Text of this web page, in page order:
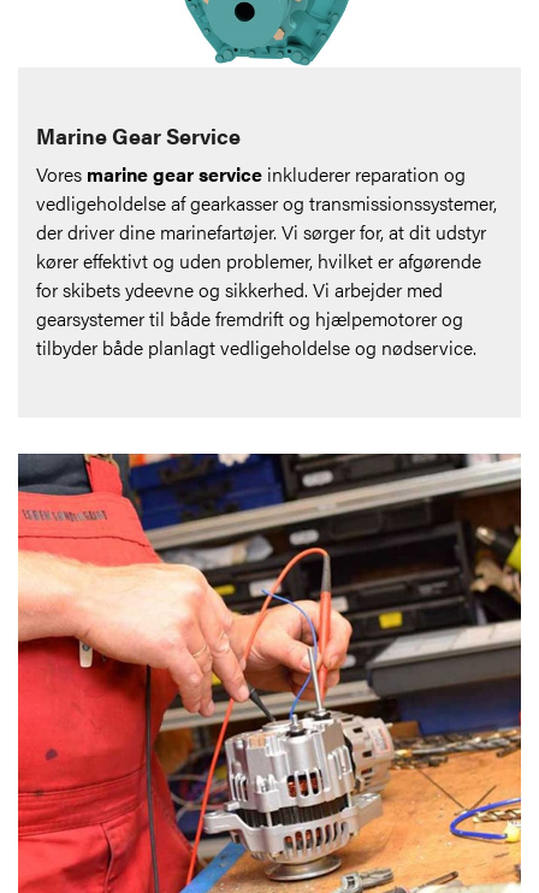
Marine Gear Service
Vores marine gear service inkluderer reparation og
vedligeholdelse af gearkasser og transmissionssystemer,
der driver dine marinefartøjer. Vi sørger for, at dit udstyr
kører effektivt og uden problemer, hvilket er afgørende
for skibets ydeevne og sikkerhed. Vi arbejder med
gearsystemer til både fremdrift og hjælpemotorer og
tilbyder både planlagt vedligeholdelse og nødservice.